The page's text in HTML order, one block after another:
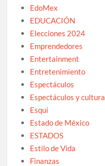
EdoMex
EDUCACIÓN
Elecciones 2024
Emprendedores
Entertainment
Entretenimiento
Espectáculos
Espectáculos y cultura
Esquí
Estado de México
ESTADOS
Estilo de Vida
Finanzas